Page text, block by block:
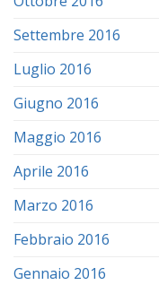
Settembre 2016
Luglio 2016
Giugno 2016
Maggio 2016
Aprile 2016
Marzo 2016
Febbraio 2016
Gennaio 2016